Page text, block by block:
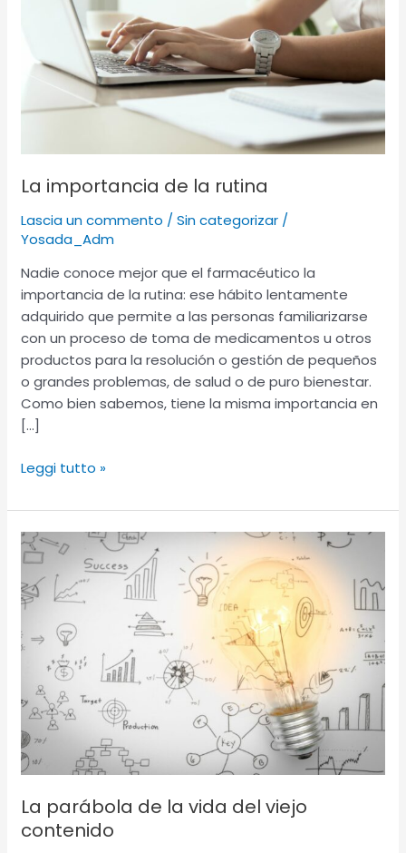
La importancia de la rutina
Lascia un commento /Sin categorizar /
Yosada_Adm
Nadie conoce mejor que el farmacéutico la
importancia de la rutina: ese hábito lentamente
adquirido que permite a las personas familiarizarse
con un proceso de toma de medicamentos u otros
productos para la resolución o gestión de pequeños
o grandes problemas, de salud o de puro bienestar.
Como bien sabemos, tiene la misma importancia en
[…]
Leggi tutto »
La parábola de la vida del viejo
contenido
La
parábola
de
la
vida
del
viejo
contenido